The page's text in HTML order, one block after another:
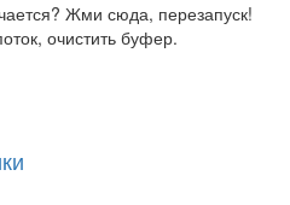
Жми сюда, перезапуск!
очистить буфер.